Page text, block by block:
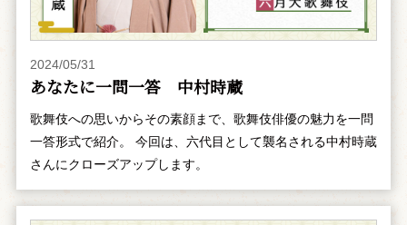
2024/05/31
あなたに一問一答 中村時蔵
歌舞伎への思いからその素顔まで、歌舞伎俳優の魅力を一問
一答形式で紹介。 今回は、六代目として襲名される中村時蔵
さんにクローズアップします。